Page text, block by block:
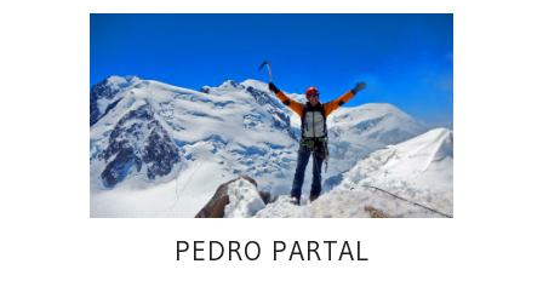
PEDRO PARTAL